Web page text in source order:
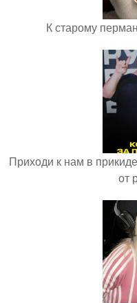
К старому
Приходи к нам в
от